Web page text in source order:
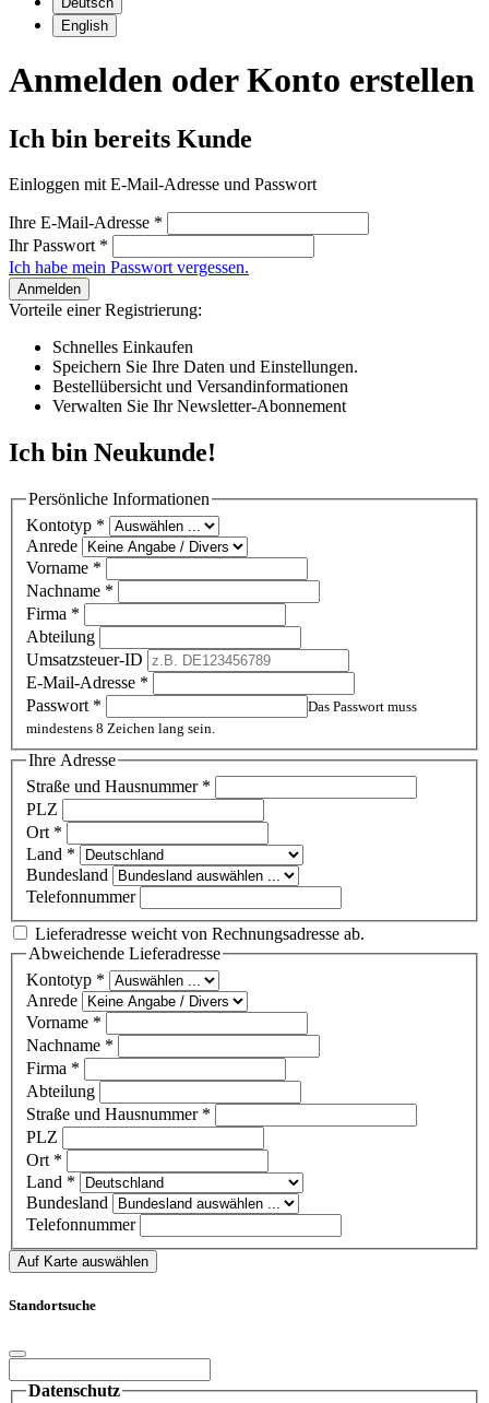
English
Anmelden oder Konto erstellen
Ich bin bereits Kunde
Einloggen mit E-Mail-Adresse und Passwort
Ihre E-Mail-Adresse *
Ihr Passwort *
Ich habe mein Passwort vergessen.
Anmelden
Vorteile einer Registrierung:
Schnelles Einkaufen
Speichern Sie Ihre Daten und Einstellungen.
Bestellübersicht und Versandinformationen
Verwalten Sie Ihr Newsletter-Abonnement
Ich bin Neukunde!
Persönliche Informationen
Kontotyp *
Anrede
Vorname *
Nachname *
Firma *
Abteilung
Umsatzsteuer-ID
E-Mail-Adresse *
Passwort *
Das Passwort muss
mindestens 8 Zeichen lang sein.
Ihre Adresse
Straße und Hausnummer *
PLZ
Ort *
Land *
Bundesland
Telefonnummer
Lieferadresse weicht von Rechnungsadresse ab.
Abweichende Lieferadresse
Kontotyp *
Anrede
Vorname *
Nachname *
Firma *
Abteilung
Straße und Hausnummer *
PLZ
Ort *
Land *
Bundesland
Telefonnummer
Auf Karte auswählen
Standortsuche
Datenschutz